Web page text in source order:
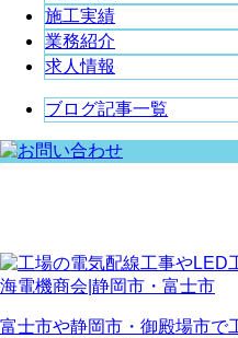
施工実績
業務紹介
求人情報
ブログ記事一覧
富士市や静岡市・御殿場市で